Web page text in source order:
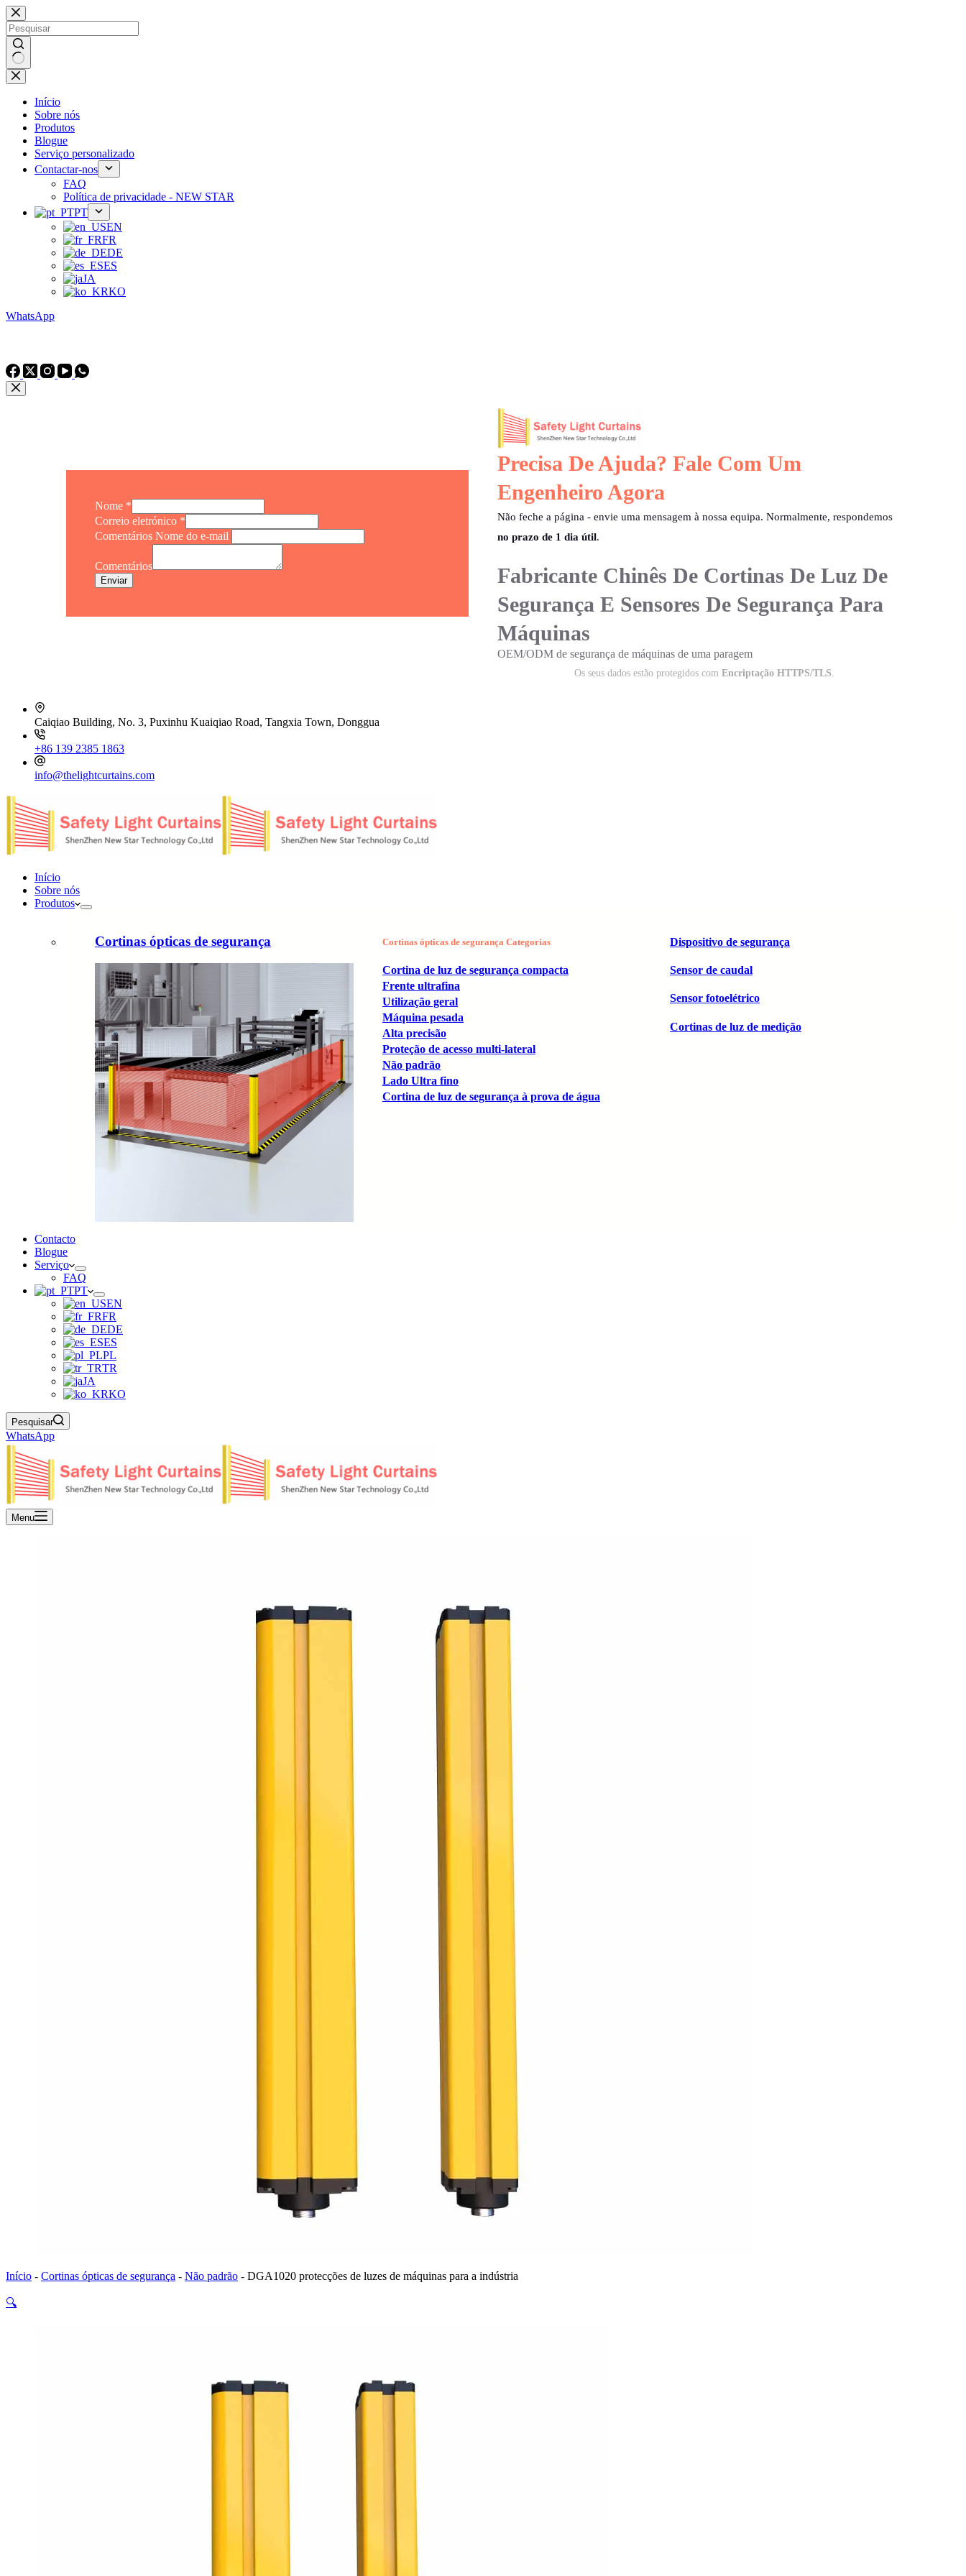
Saltar
para
o
conteúdo
Sem
resultados
Início
Sobre nós
Produtos
Blogue
Serviço personalizado
Contactar-nos
FAQ
Política de privacidade - NEW STAR
PT
EN
FR
DE
ES
JA
KO
WhatsApp
Nome *
Correio eletrónico *
Comentários Nome do e-mail
Comentários
Enviar
Precisa De Ajuda? Fale Com Um
Engenheiro Agora
Não feche a página - envie uma mensagem à nossa equipa. Normalmente, respondemos
no prazo de 1 dia útil.
Fabricante Chinês De Cortinas De Luz De
Segurança E Sensores De Segurança Para
Máquinas
OEM/ODM de segurança de máquinas de uma paragem
Os seus dados estão protegidos com Encriptação HTTPS/TLS
Caiqiao Building, No. 3, Puxinhu Kuaiqiao Road, Tangxia Town, Donggua
+86 139 2385 1863
info@thelightcurtains.com
Início
Sobre nós
Produtos
Cortinas ópticas de segurança Cortinas ópticas de segurança Categorias
Cortina de luz de segurança compacta
Frente ultrafina
Utilização geral
Máquina pesada
Alta precisão
Proteção de acesso multi-lateral
Não padrão
Lado Ultra fino
Cortina de luz de segurança à prova de água
Dispositivo de segurança
Sensor de caudal
Sensor fotoelétrico
Cortinas de luz de medição
Contacto
Blogue
Serviço
FAQ
PT
EN
FR
DE
ES
PL
TR
JA
KO
Pesquisar
WhatsApp
Menu
Início - Cortinas ópticas de segurança - Não padrão - DGA1020 protecções de luzes de máquinas para a indústria
🔍